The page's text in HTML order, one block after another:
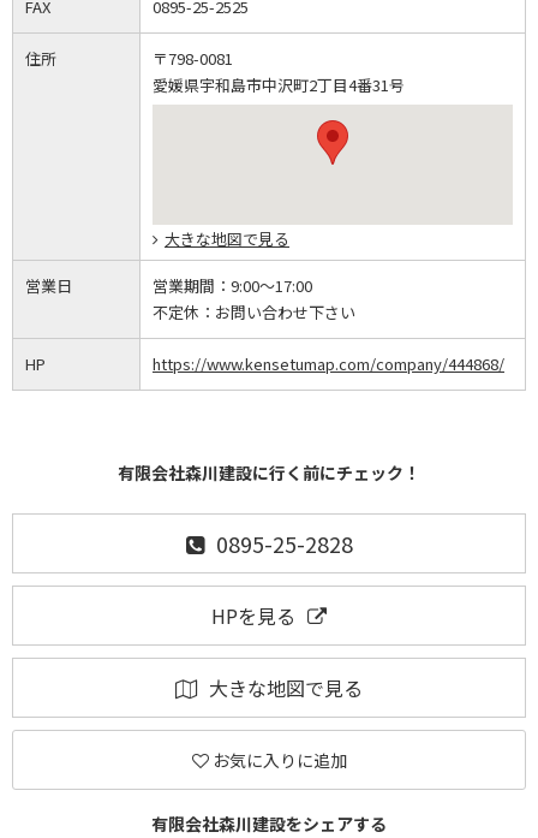
FAX 0895-25-2525
住所
〒798-0081
愛媛県宇和島市中沢町2丁目4番31号
大きな地図で見る
営業日 営業期間： 9:00～17:00
不定休： お問い合わせ下さい
HP https://www.kensetumap.com/company/444868/
有限会社森川建設に行く前にチェック！
0895-25-2828
HPを見る
大きな地図で見る
お気に入りに追加
有限会社森川建設をシェアする